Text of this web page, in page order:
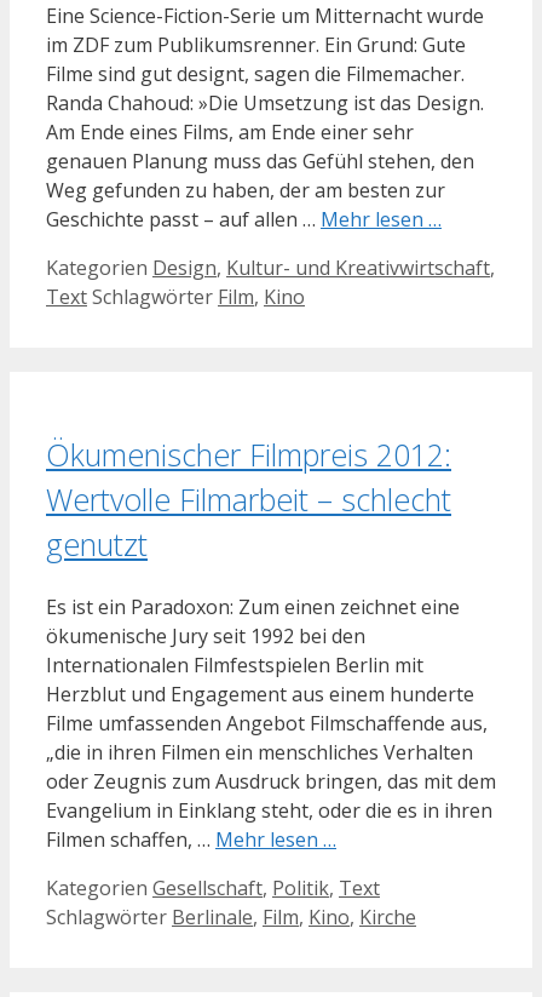
Eine Science-Fiction-Serie um Mitternacht wurde
im ZDF zum Publikumsrenner. Ein Grund: Gute
Filme sind gut designt, sagen die Filmemacher.
Randa Chahoud: »Die Umsetzung ist das Design.
Am Ende eines Films, am Ende einer sehr
genauen Planung muss das Gefühl stehen, den
Weg gefunden zu haben, der am besten zur
Geschichte passt – auf allen … Mehr lesen …
Kategorien Design, Kultur- und Kreativwirtschaft,
TextSchlagwörter Film, Kino
Ökumenischer Filmpreis 2012:
Wertvolle Filmarbeit – schlecht
genutzt
Es ist ein Paradoxon: Zum einen zeichnet eine
ökumenische Jury seit 1992 bei den
Internationalen Filmfestspielen Berlin mit
Herzblut und Engagement aus einem hunderte
Filme umfassenden Angebot Filmschaffende aus,
„die in ihren Filmen ein menschliches Verhalten
oder Zeugnis zum Ausdruck bringen, das mit dem
Evangelium in Einklang steht, oder die es in ihren
Filmen schaffen, … Mehr lesen …
Kategorien Gesellschaft, Politik, Text
Schlagwörter Berlinale, Film, Kino, Kirche